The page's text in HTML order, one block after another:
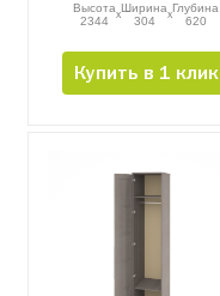
Высота
2344
xШирина
304
xГлубина
620
Купить в 1 клик